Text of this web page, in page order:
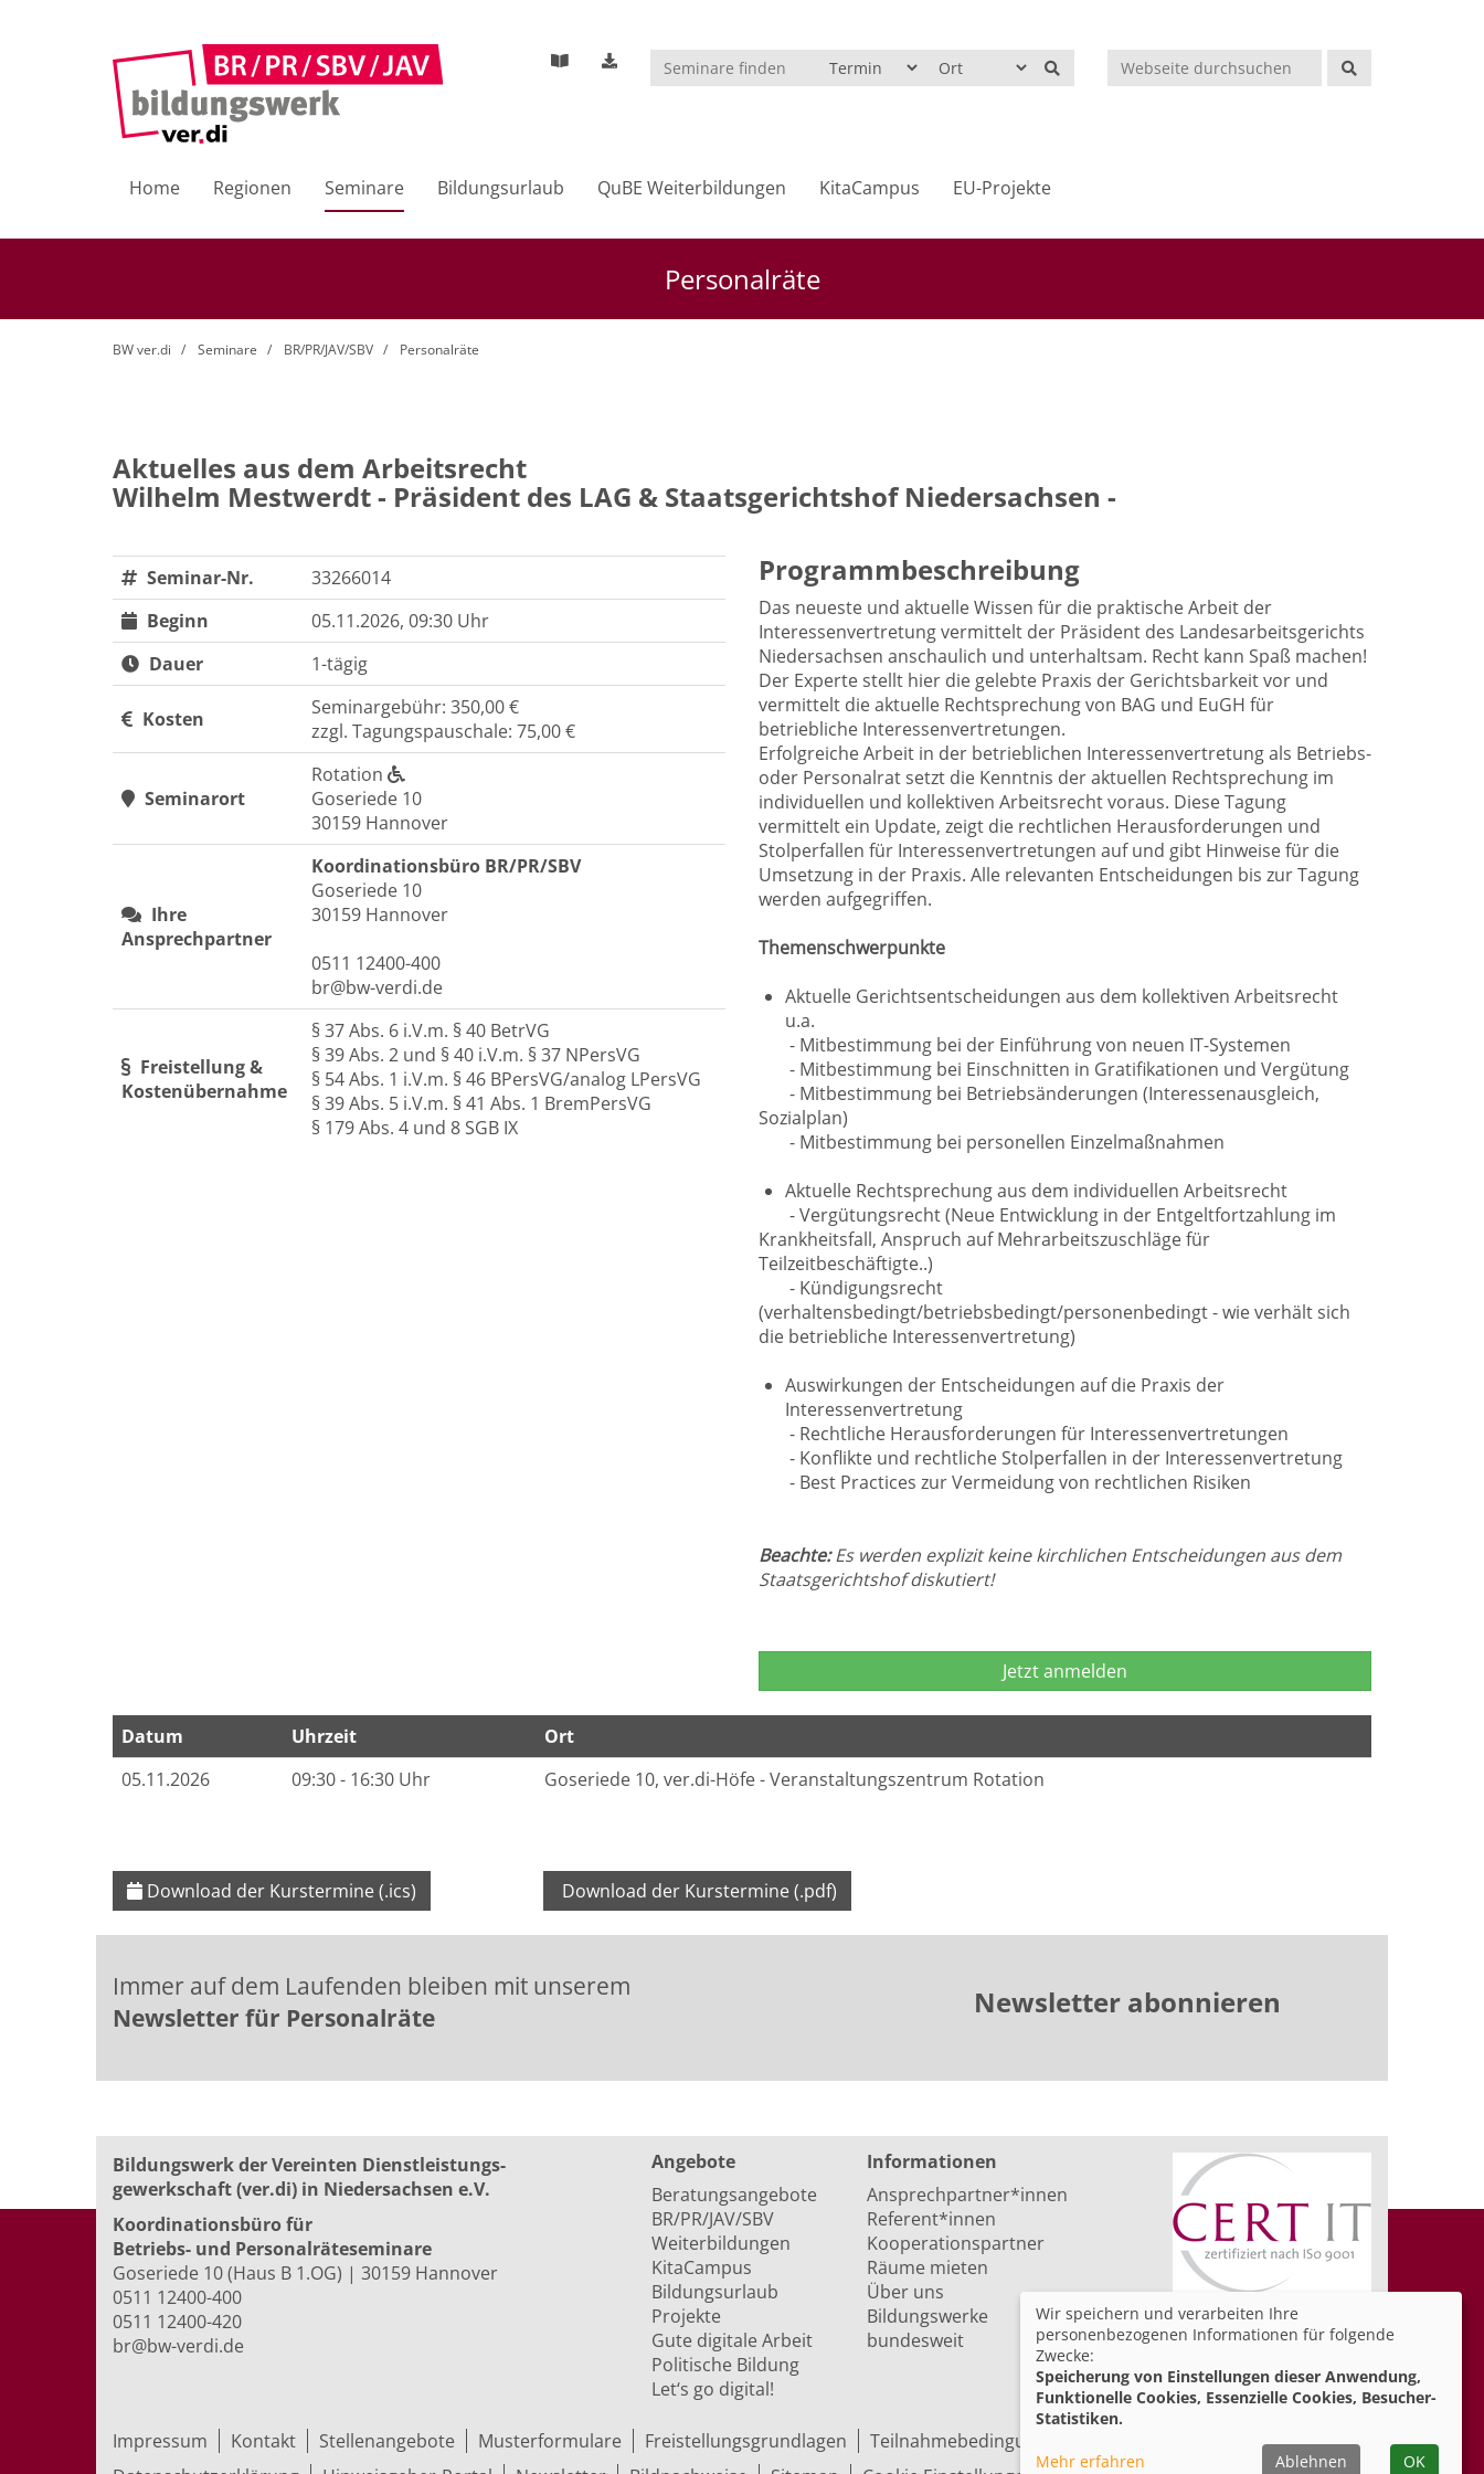
Suchen
Home Regionen Seminare Bildungsurlaub QuBE Weiterbildungen KitaCampus EU-Projekte
Personalräte
BW ver.di Seminare BR/PR/JAV/SBV Personalräte
Aktuelles aus dem Arbeitsrecht
Wilhelm Mestwerdt - Präsident des LAG & Staatsgerichtshof Niedersachsen -
Seminar-Nr.
33266014
Beginn
05.11.2026, 09:30 Uhr
Dauer
1-tägig
Kosten
Seminargebühr: 350,00 €
zzgl. Tagungspauschale: 75,00 €
Seminarort
Rotation
Goseriede 10
30159 Hannover
Ihre
Ansprechpartner
Koordinationsbüro BR/PR/SBV
Goseriede 10
30159 Hannover
0511 12400-400
br@bw-verdi.de
Freistellung &
Kostenübernahme
§ 37 Abs. 6 i.V.m. § 40 BetrVG
§ 39 Abs. 2 und § 40 i.V.m. § 37 NPersVG
§ 54 Abs. 1 i.V.m. § 46 BPersVG/analog LPersVG
§ 39 Abs. 5 i.V.m. § 41 Abs. 1 BremPersVG
§ 179 Abs. 4 und 8 SGB IX
Programmbeschreibung
Das neueste und aktuelle Wissen für die praktische Arbeit der
Interessenvertretung vermittelt der Präsident des Landesarbeitsgerichts
Niedersachsen anschaulich und unterhaltsam. Recht kann Spaß machen!
Der Experte stellt hier die gelebte Praxis der Gerichtsbarkeit vor und
vermittelt die aktuelle Rechtsprechung von BAG und EuGH für
betriebliche Interessenvertretungen.
Erfolgreiche Arbeit in der betrieblichen Interessenvertretung als Betriebs-
oder Personalrat setzt die Kenntnis der aktuellen Rechtsprechung im
individuellen und kollektiven Arbeitsrecht voraus. Diese Tagung
vermittelt ein Update, zeigt die rechtlichen Herausforderungen und
Stolperfallen für Interessenvertretungen auf und gibt Hinweise für die
Umsetzung in der Praxis. Alle relevanten Entscheidungen bis zur Tagung
werden aufgegriffen.
Themenschwerpunkte
Aktuelle Gerichtsentscheidungen aus dem kollektiven Arbeitsrecht
u.a.
- Mitbestimmung bei der Einführung von neuen IT-Systemen
- Mitbestimmung bei Einschnitten in Gratifikationen und Vergütung
- Mitbestimmung bei Betriebsänderungen (Interessenausgleich,
Sozialplan)
- Mitbestimmung bei personellen Einzelmaßnahmen
Aktuelle Rechtsprechung aus dem individuellen Arbeitsrecht
- Vergütungsrecht (Neue Entwicklung in der Entgeltfortzahlung im
Krankheitsfall, Anspruch auf Mehrarbeitszuschläge für
Teilzeitbeschäftigte..)
- Kündigungsrecht
(verhaltensbedingt/betriebsbedingt/personenbedingt - wie verhält sich
die betriebliche Interessenvertretung)
Auswirkungen der Entscheidungen auf die Praxis der
Interessenvertretung
- Rechtliche Herausforderungen für Interessenvertretungen
- Konflikte und rechtliche Stolperfallen in der Interessenvertretung
- Best Practices zur Vermeidung von rechtlichen Risiken
Beachte:Es werden explizit keine kirchlichen Entscheidungen aus dem
Staatsgerichtshof diskutiert!
Jetzt anmelden
Termine zum dieser Kurs
Datum Uhrzeit
Ort
05.11.2026
09:30 - 16:30 Uhr Goseriede 10, ver.di-Höfe - Veranstaltungszentrum Rotation
Download der Kurstermine (.ics) Download der Kurstermine (.pdf)
Immer auf dem Laufenden bleiben mit unserem
Newsletter für Personalräte
Newsletter abonnieren
Bildungswerk der Vereinten Dienst­leis­tungs­
ge­werk­schaft (ver.di) in Niedersachsen e.V.
Koordinationsbüro für
Betriebs- und Personalräte­seminare
Goseriede 10 (Haus B 1.OG) | 30159 Hannover
0511 12400-400
0511 12400-420
br@bw-verdi.de
Angebote
Beratungsangebote
BR/PR/JAV/SBV
Weiterbildungen
KitaCampus
Bildungsurlaub
Projekte
Gute digitale Arbeit
Politische Bildung
Let‘s go digital!
Informationen
Ansprechpartner*innen
Referent*innen
Kooperationspartner
Räume mieten
Über uns
Bildungswerke
bundesweit
Impressum Kontakt Stellenangebote Musterformulare Freistellungsgrundlagen Teilnahmebedingungen
Wir speichern und verarbeiten Ihre
personenbezogenen Informationen für folgende
Zwecke:
Speicherung von Einstellungen dieser Anwendung,
Funktionelle Cookies, Essenzielle Cookies, Besucher-
Statistiken.
Mehr erfahren Ablehnen OK